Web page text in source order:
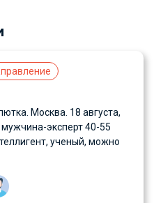
Москва. 18 августа,
эксперт 40-55
ученый, можно